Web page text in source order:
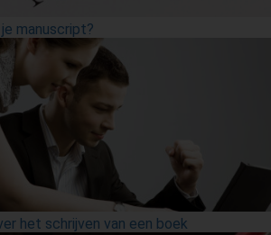
manuscript?
het schrijven van een boek